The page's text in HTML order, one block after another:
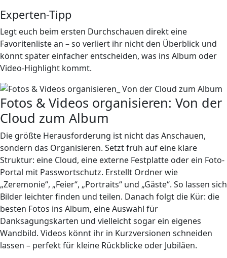
Experten-Tipp
Legt euch beim ersten Durchschauen direkt eine
Favoritenliste an – so verliert ihr nicht den Überblick und
könnt später einfacher entscheiden, was ins Album oder
Video-Highlight kommt.
Fotos & Videos organisieren: Von der
Cloud zum Album
Die größte Herausforderung ist nicht das Anschauen,
sondern das Organisieren. Setzt früh auf eine klare
Struktur: eine Cloud, eine externe Festplatte oder ein Foto-
Portal mit Passwortschutz. Erstellt Ordner wie
„Zeremonie“, „Feier“, „Portraits“ und „Gäste“. So lassen sich
Bilder leichter finden und teilen. Danach folgt die Kür: die
besten Fotos ins Album, eine Auswahl für
Danksagungskarten und vielleicht sogar ein eigenes
Wandbild. Videos könnt ihr in Kurzversionen schneiden
lassen – perfekt für kleine Rückblicke oder Jubiläen.